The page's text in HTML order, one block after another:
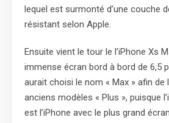
lequel est surmonté d’une couche
résistant selon Apple.
Ensuite vient le tour le l’iPhone Xs
immense écran bord à bord de 6,5
aurait choisi le nom « Max » afin
anciens modèles « Plus », puisque
est l’iPhone avec le plus grand